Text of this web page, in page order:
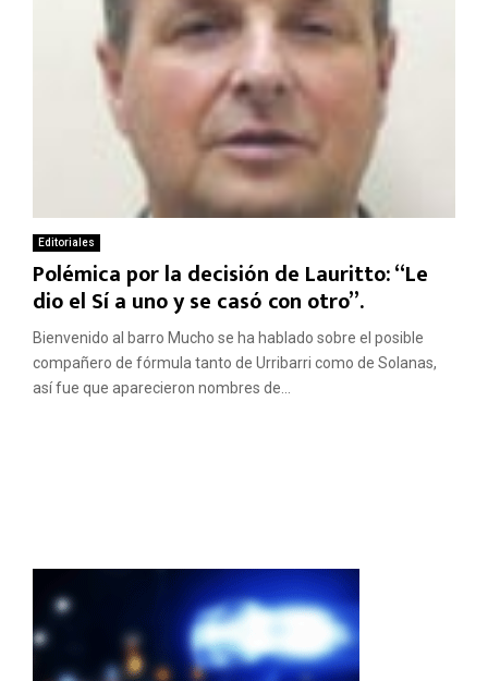
Editoriales
Polémica por la decisión de Lauritto: “Le
dio el Sí a uno y se casó con otro”.
Bienvenido al barro Mucho se ha hablado sobre el posible
compañero de fórmula tanto de Urribarri como de Solanas,
así fue que aparecieron nombres de...